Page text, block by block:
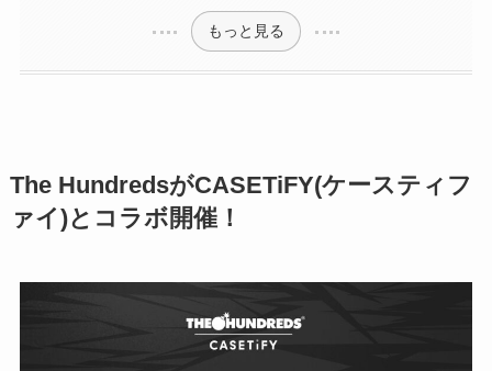
もっと見る
The HundredsがCASETiFY(ケースティフ
ァイ)とコラボ開催！